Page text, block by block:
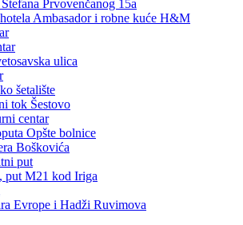
Prvovenčanog 15a
Ambasador i robne kuće H&M
ulica
šetalište
tok Šestovo
centar
Opšte bolnice
Boškovića
put
put M21 kod Iriga
Evrope i Hadži Ruvimova